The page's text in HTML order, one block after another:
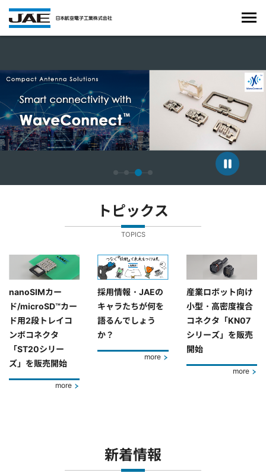
トピックス
TOPICS
nanoSIMカー
ド/microSD™カー
ド用2段トレイコ
ンボコネクタ
「ST20シリー
ズ」を販売開始
more
採用情報・JAEの
キャラたちが何を
語るんでしょう
か？
more
産業ロボット向け
小型・高密度複合
コネクタ「KN07
シリーズ」を販売
開始
more
新着情報